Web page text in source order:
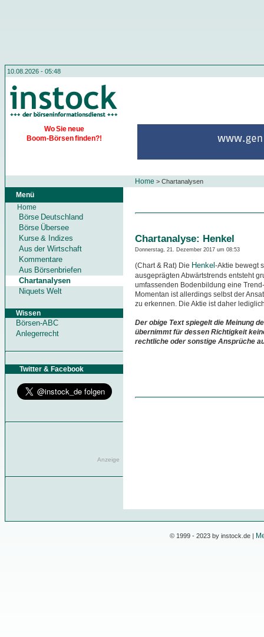
10.08.2026 - 05:48
Wo Sie neue
Boom-Börsen finden?!
Home > Chartanalysen
Menü
Home
Börse Deutschland
Börse Übersee
Kurse & Indizes
Aus der Wirtschaft
Kommentare
Aus Börsenbriefen
Chartanalysen
Niquets Welt
Wissen
Börsen-ABC
Anlegerrecht
Twitter & Facebook
Anzeige
Chartanalyse: Henkel
Donnerstag, 21. Dezember 2017 um 08:53
(Chart & Rat) Die Henkel -Aktie bewegt
ausgeprägten Abwärtstrends entsteht
umfassenden Bodenbildung eine
Momentan ist allerdings selbst der
zu erkennen. Die Aktie ist daher
Der obige Text spiegelt die Meinung
übernimmt für dessen Richtigkeit
rechtliche oder sonstige Ansprüche
© 1999 - 2023 by instock.de |